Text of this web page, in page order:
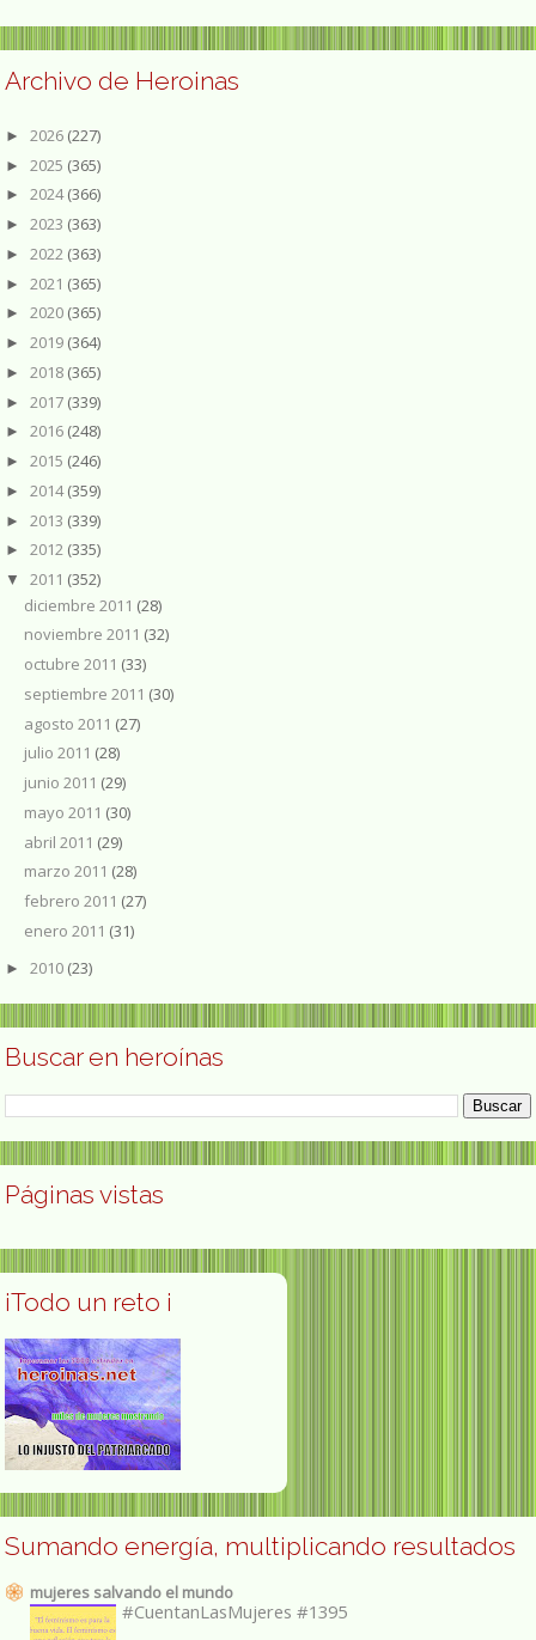
Archivo de Heroinas
► 2026 (227)
► 2025 (365)
► 2024(366)
► 2023 (363)
► 2022 (363)
► 2021 (365)
► 2020 (365)
► 2019 (364)
► 2018 (365)
► 2017 (339)
► 2016 (248)
► 2015 (246)
► 2014(359)
► 2013 (339)
► 2012 (335)
▼ 2011 (352)
diciembre 2011 (28)
noviembre 2011 (32)
octubre 2011 (33)
septiembre 2011 (30)
agosto 2011 (27)
julio 2011 (28)
junio 2011 (29)
mayo 2011 (30)
abril 2011 (29)
marzo 2011 (28)
febrero 2011 (27)
enero 2011 (31)
► 2010 (23)
Buscar en heroínas
Páginas vistas
¡Todo un reto ¡
Sumando energía, multiplicando resultados
mujeres salvando el mundo
#CuentanLasMujeres #1395